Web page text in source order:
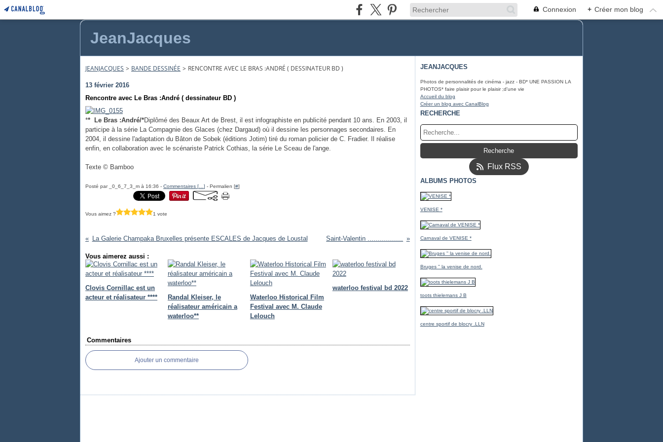
Connexion + Créer mon blog
JeanJacques
JEANJACQUES > BANDE DESSINÉE > RENCONTRE AVEC LE BRAS :ANDRÉ ( DESSINATEUR BD )
13 février 2016
Rencontre avec Le Bras :André ( dessinateur BD )
** Le Bras :André/*Diplômé des Beaux Art de Brest, il est infographiste en publicité pendant 10 ans. En 2003, il
participe à la série La Compagnie des Glaces (chez Dargaud) où il dessine les personnages secondaires. En
2004, il dessine l'adaptation du Bâton de Sobek (éditions Jotim) tiré du roman policier de C. Fradier. Il réalise
enfin, en collaboration avec le scénariste Patrick Cothias, la série Le Sceau de l'ange.
Texte © Bamboo
Posté par _0_6_7_3_m à 16:36 - Commentaires [ ] - Permalien [#]
Vous aimez ? 1 vote
La Galerie Champaka Bruxelles présente ESCALES de Jacques de Loustal Saint-Valentin ..................
Vous aimerez aussi :
Clovis Cornillac est un
acteur et réalisateur ****
Randal Kleiser, le
réalisateur américain a
waterloo**
Waterloo Historical Film
Festival avec M. Claude
Lelouch
waterloo festival bd 2022
Commentaires
Ajouter un commentaire
JEANJACQUES
Photos de personnalités de cinéma - jazz - BD* UNE PASSION LA
PHOTOS* faire plaisir pour le plaisir ;d'une vie
Accueil du blog
Créer un blog avec CanalBlog
RECHERCHE
Flux RSS
ALBUMS PHOTOS
VENISE *
Carnaval de VENISE *
Bruges '' la venise de nord.
toots thielemans J B
centre sportif de blocry .LLN